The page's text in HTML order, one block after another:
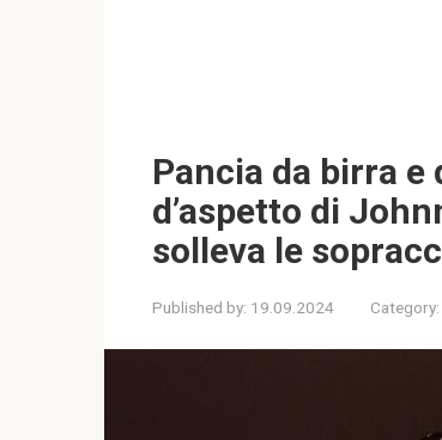
Pancia da birra
d’aspetto di
solleva le
Published by: 19.09.2024 Category: